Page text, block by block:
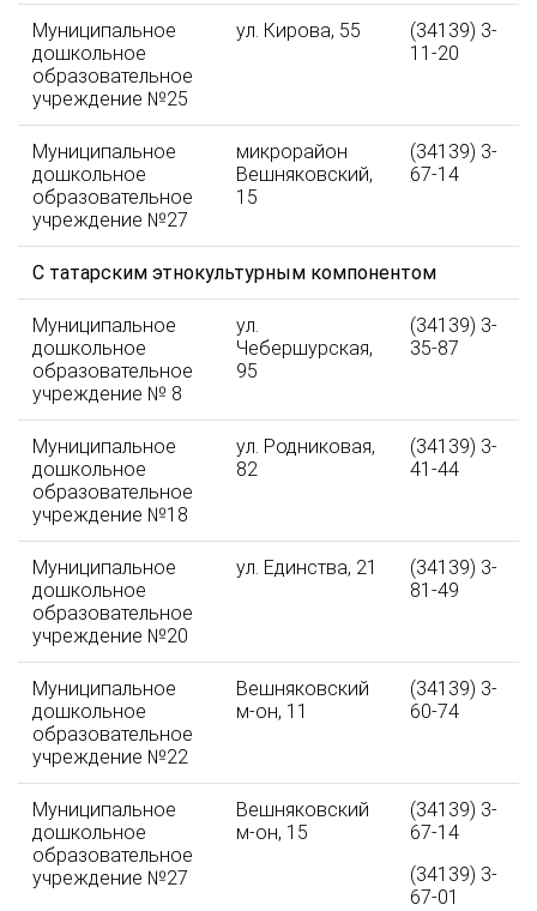
Муниципальное
дошкольное
образовательное
учреждение №25
ул. Кирова, 55
(34139) 3-
11-20
Муниципальное
дошкольное
образовательное
учреждение №27
микрорайон
Вешняковский,
15
(34139) 3-
67-14
С татарским этнокультурным компонентом
Муниципальное
дошкольное
образовательное
учреждение № 8
ул.
Чебершурская,
95
(34139) 3-
35-87
Муниципальное
дошкольное
образовательное
учреждение №18
ул. Родниковая,
82
(34139) 3-
41-44
Муниципальное
дошкольное
образовательное
учреждение №20
ул. Единства, 21
(34139) 3-
81-49
Муниципальное
дошкольное
образовательное
учреждение №22
Вешняковский
м-он, 11
(34139) 3-
60-74
Муниципальное
дошкольное
образовательное
учреждение №27
Вешняковский
м-он, 15
(34139) 3-
67-14
(34139) 3-
67-01